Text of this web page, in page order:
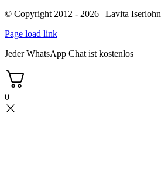
© Copyright 2012 - 2026 | Lavita Iserlohn
Page load link
Jeder WhatsApp Chat ist kostenlos
0